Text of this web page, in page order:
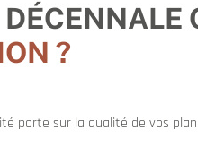
?
porte sur la qualité de vos